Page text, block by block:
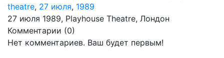
theatre, 27 июля, 1989
27 июля 1989, Playhouse Theatre, Лондон
Комментарии (0)
Нет комментариев. Ваш будет первым!